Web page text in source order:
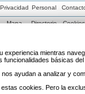
Privacidad Personal
Mapa Directorio Cookies
experiencia mientras
básicas del
ayudan a analizar y
cookies. Pero la